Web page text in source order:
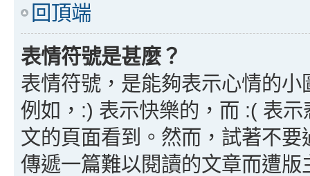
回頂端
表情符號是甚麼？
表情符號，是能夠表示心情的
例如，:) 表示快樂的，而 :( 表
文的頁面看到。然而，試著不
傳遞一篇難以閱讀的文章而遭